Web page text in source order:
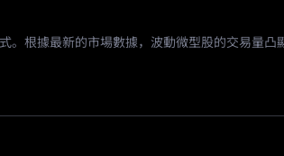
。根據最新的市場數據，波動微型股的交易量凸